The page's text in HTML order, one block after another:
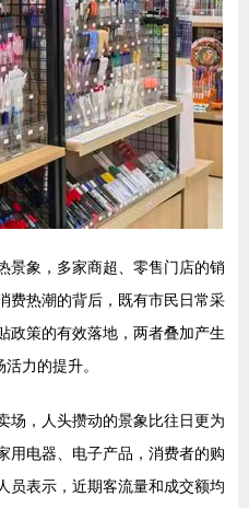
景象，多家商超、零售门店的销
费热潮的背后，既有市民日常采
政策的有效落地，两者叠加产生
力的提升。
场，人头攒动的景象比往日更为
用电器、电子产品，消费者的购
员表示，近期客流量和成交额均